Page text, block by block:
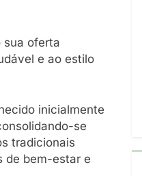
sua oferta
e ao estilo
inicialmente
se
tradicionais
de bem-estar e